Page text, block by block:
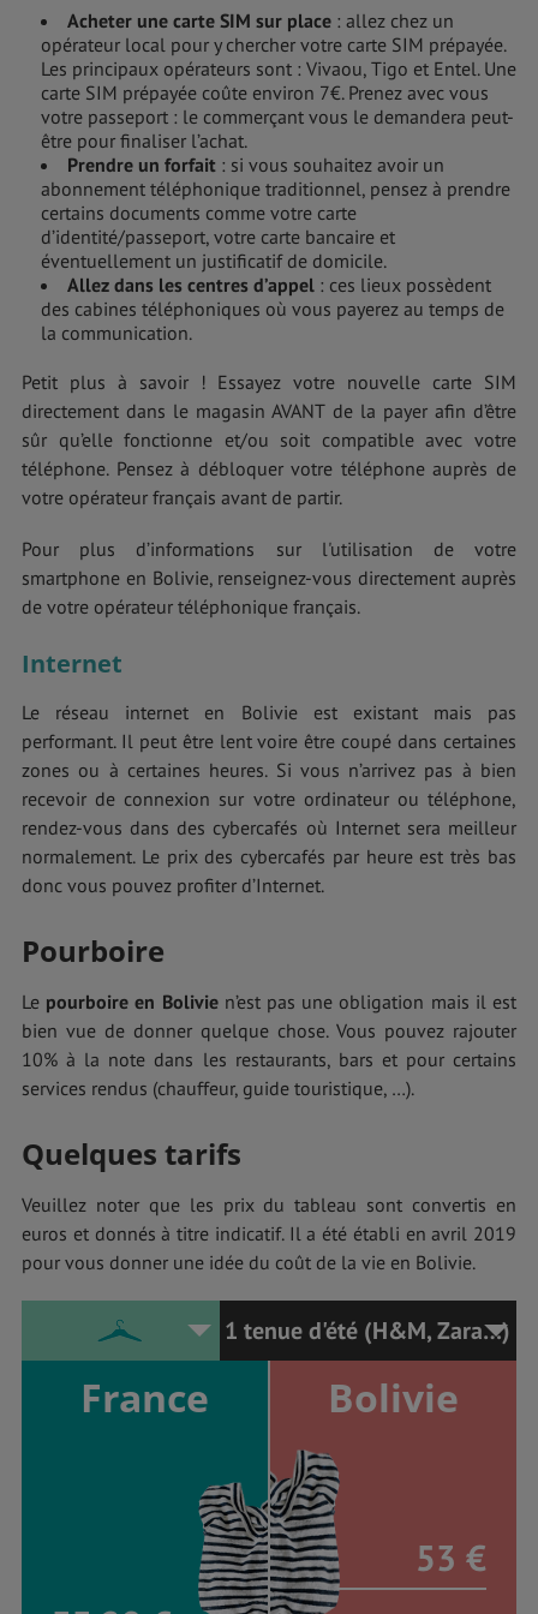
Acheter une carte SIM sur place : allez chez un
opérateur local pour y chercher votre carte SIM prépayée.
Les principaux opérateurs sont : Vivaou, Tigo et Entel. Une
carte SIM prépayée coûte environ 7€. Prenez avec vous
votre passeport : le commerçant vous le demandera peut-
être pour finaliser l’achat.
Prendre un forfait : si vous souhaitez avoir un
abonnement téléphonique traditionnel, pensez à prendre
certains documents comme votre carte
d’identité/passeport, votre carte bancaire et
éventuellement un justificatif de domicile.
Allez dans les centres d’appel : ces lieux possèdent
des cabines téléphoniques où vous payerez au temps de
la communication.
Petit plus à savoir ! Essayez votre nouvelle carte SIM
directement dans le magasin AVANT de la payer afin d’être
sûr qu’elle fonctionne et/ou soit compatible avec votre
téléphone. Pensez à débloquer votre téléphone auprès de
votre opérateur français avant de partir.
Pour plus d’informations sur l'utilisation de votre
smartphone en Bolivie, renseignez-vous directement auprès
de votre opérateur téléphonique français.
Internet
Le réseau internet en Bolivie est existant mais pas
performant. Il peut être lent voire être coupé dans certaines
zones ou à certaines heures. Si vous n’arrivez pas à bien
recevoir de connexion sur votre ordinateur ou téléphone,
rendez-vous dans des cybercafés où Internet sera meilleur
normalement. Le prix des cybercafés par heure est très bas
donc vous pouvez profiter d’Internet.
Pourboire
Le pourboire en Bolivien’est pas une obligation mais il est
bien vue de donner quelque chose. Vous pouvez rajouter
10% à la note dans les restaurants, bars et pour certains
services rendus (chauffeur, guide touristique, …).
Quelques tarifs
Veuillez noter que les prix du tableau sont convertis en
euros et donnés à titre indicatif. Il a été établi en avril 2019
pour vous donner une idée du coût de la vie en Bolivie.
1 tenue d'été (H&M, Zara…)
France Bolivie
53 €